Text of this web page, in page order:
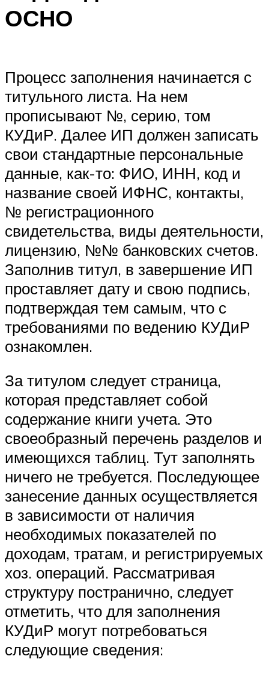
ОСНО
Процесс заполнения начинается с
титульного листа. На нем
прописывают №, серию, том
КУДиР. Далее ИП должен записать
свои стандартные персональные
данные, как-то: ФИО, ИНН, код и
название своей ИФНС, контакты,
№ регистрационного
свидетельства, виды деятельности,
лицензию, №№ банковских счетов.
Заполнив титул, в завершение ИП
проставляет дату и свою подпись,
подтверждая тем самым, что с
требованиями по ведению КУДиР
ознакомлен.
За титулом следует страница,
которая представляет собой
содержание книги учета. Это
своеобразный перечень разделов и
имеющихся таблиц. Тут заполнять
ничего не требуется. Последующее
занесение данных осуществляется
в зависимости от наличия
необходимых показателей по
доходам, тратам, и регистрируемых
хоз. операций. Рассматривая
структуру постранично, следует
отметить, что для заполнения
КУДиР могут потребоваться
следующие сведения: